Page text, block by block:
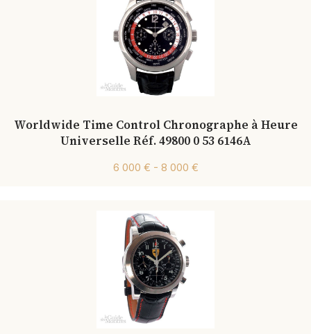
Worldwide Time Control Chronographe à Heure
Universelle Réf. 49800 0 53 6146A
6 000 € - 8 000 €